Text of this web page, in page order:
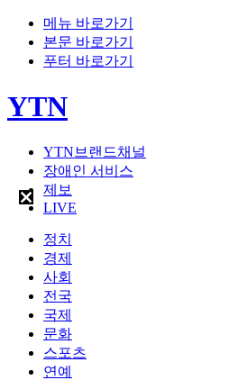
메뉴 바로가기
본문 바로가기
푸터 바로가기
YTN
YTN브랜드채널
장애인 서비스
제보
LIVE
정치
경제
사회
전국
국제
문화
스포츠
연예